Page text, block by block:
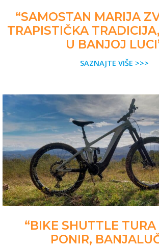
“SAMOSTAN MARIJA
TRAPISTIČKA
U BANJOJ
SAZNAJTE VIŠE >>>
“BIKE SHUTTLE TURA
PONIR,